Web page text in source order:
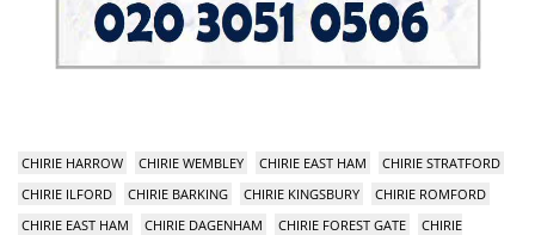
CHIRIE HARROW CHIRIE WEMBLEY CHIRIE EAST HAM
CHIRIE STRATFORD
CHIRIE ILFORD
CHIRIE BARKING CHIRIE KINGSBURY
CHIRIE ROMFORD
CHIRIE EAST HAM
CHIRIE DAGENHAM CHIRIE FOREST GATE
CHIRIE